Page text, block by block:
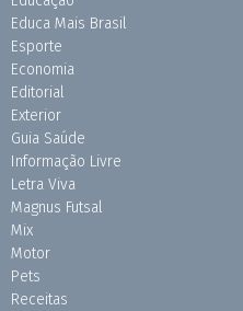
Educa Mais Brasil
Esporte
Economia
Editorial
Exterior
Guia Saúde
Informação Livre
Letra Viva
Magnus Futsal
Mix
Motor
Pets
Receitas